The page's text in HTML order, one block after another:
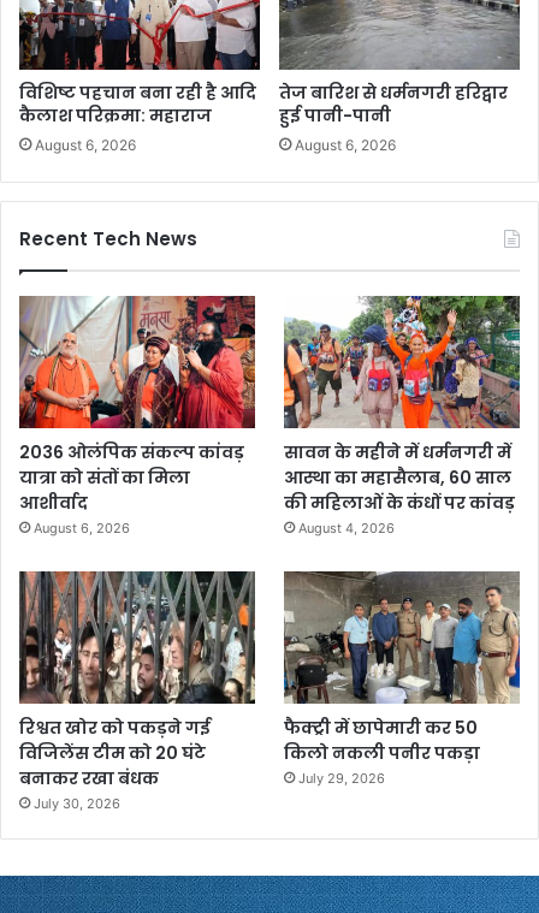
विशिष्ट पहचान बना रही है आदि
कैलाश परिक्रमा: महाराज
August 6, 2026
तेज बारिश से धर्मनगरी हरिद्वार
हुई पानी-पानी
August 6, 2026
Recent Tech News
2036 ओलंपिक संकल्प कांवड़
यात्रा को संतों का मिला
आशीर्वाद
August 6, 2026
सावन के महीने में धर्मनगरी में
आस्था का महासैलाब, 60 साल
की महिलाओं के कंधों पर कांवड़
August 4, 2026
रिश्वत खोर को पकड़ने गई
विजिलेंस टीम को 20 घंटे
बनाकर रखा बंधक
July 30, 2026
फैक्ट्री में छापेमारी कर 50
किलो नकली पनीर पकड़ा
July 29, 2026